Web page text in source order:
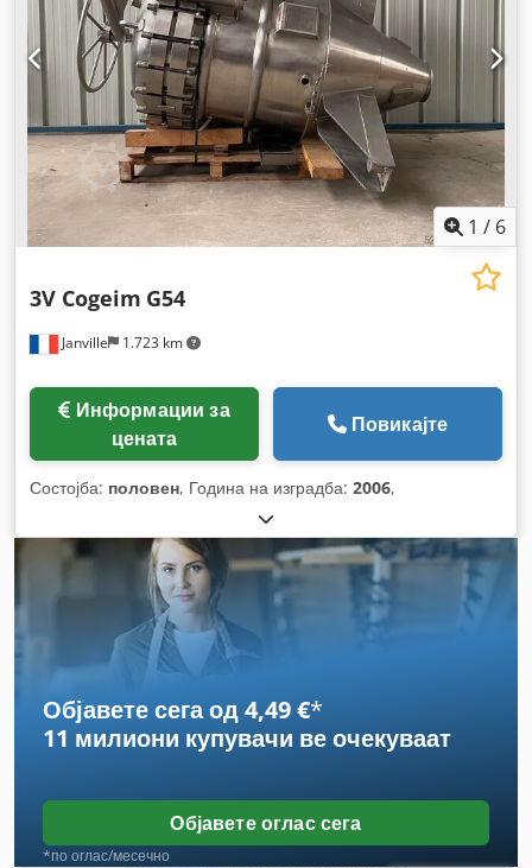
1 / 6
Janville 1.723 km
3V Cogeim G54
цената
Повикајте
Состојба: половен, Година на изградба: 2006,
Објавете сега од 4,49 €*
11 милиони купувачи ве очекуваат
Објавете оглас сега
*по оглас/месечно